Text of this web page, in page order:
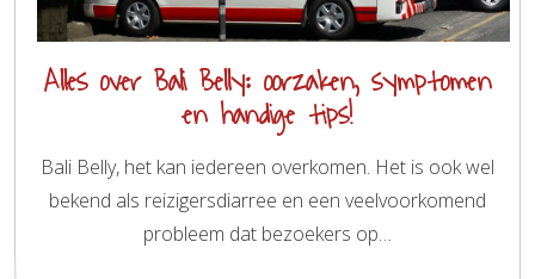
Alles over Bali Belly: oorzaken, symptomen
en handige tips!
Bali Belly, het kan iedereen overkomen. Het is ook wel
bekend als reizigersdiarree en een veelvoorkomend
probleem dat bezoekers op…